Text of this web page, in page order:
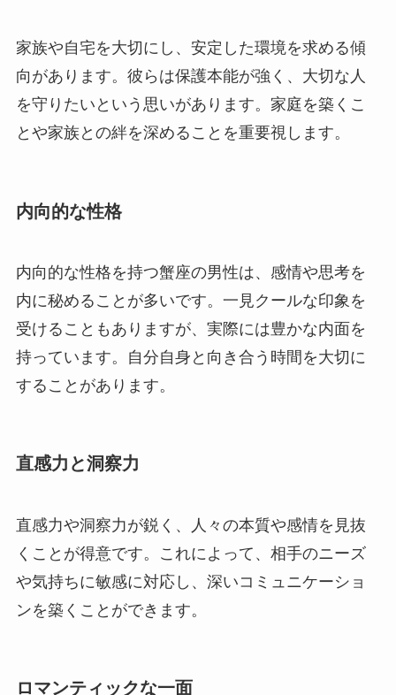
家族や自宅を大切にし、安定した環境を求める傾
向があります。彼らは保護本能が強く、大切な人
を守りたいという思いがあります。家庭を築くこ
とや家族との絆を深めることを重要視します。
内向的な性格
内向的な性格を持つ蟹座の男性は、感情や思考を
内に秘めることが多いです。一見クールな印象を
受けることもありますが、実際には豊かな内面を
持っています。自分自身と向き合う時間を大切に
することがあります。
直感力と洞察力
直感力や洞察力が鋭く、人々の本質や感情を見抜
くことが得意です。これによって、相手のニーズ
や気持ちに敏感に対応し、深いコミュニケーショ
ンを築くことができます。
ロマンティックな一面